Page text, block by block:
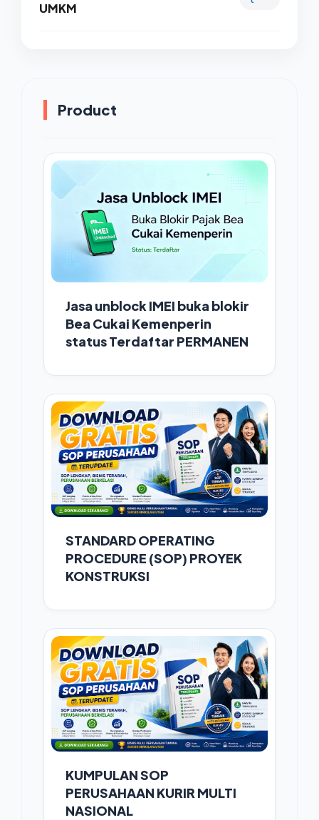
UMKM
Product
Jasa unblock IMEI buka blokir
Bea Cukai Kemenperin
status Terdaftar PERMANEN
STANDARD OPERATING
PROCEDURE (SOP) PROYEK
KONSTRUKSI
KUMPULAN SOP
PERUSAHAAN KURIR MULTI
NASIONAL